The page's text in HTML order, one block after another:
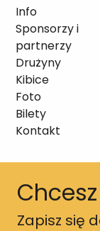
Info
Sponsorzy i
partnerzy
Drużyny
Kibice
Foto
Bilety
Kontakt
Zapisz się